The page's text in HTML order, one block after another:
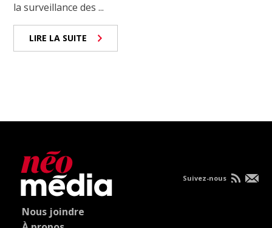
la surveillance des ...
LIRE LA SUITE
Nous joindre
Suivez-nous